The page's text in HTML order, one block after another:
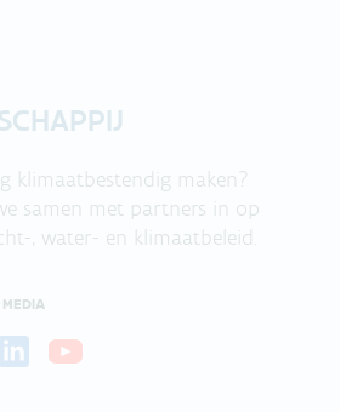
klimaatbestendig maken?
samen met partners in op
, water- en klimaatbeleid.